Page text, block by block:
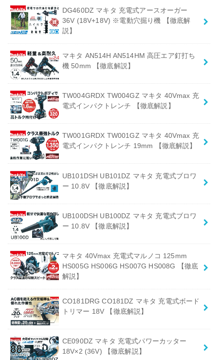
DG460DZ マキタ 充電式アースオーガー
36V (18V+18V) ※電動穴掘り機 【徹底解
説】
マキタ AN514H AN514HM 高圧エア釘打ち
機 50mm 【徹底解説】
TW004GRDX TW004GZ マキタ 40Vmax 充
電式インパクトレンチ 【徹底解説】
TW001GRDX TW001GZ マキタ 40Vmax 充
電式インパクトレンチ 19mm 【徹底解説】
UB101DSH UB101DZ マキタ 充電式ブロワ
ー 10.8V 【徹底解説】
UB100DSH UB100DZ マキタ 充電式ブロワ
ー 10.8V 【徹底解説】
マキタ 40Vmax 充電式マルノコ 125mm
HS005G HS006G HS007G HS008G 【徹底
解説】
CO181DRG CO181DZ マキタ 充電式ボード
トリマー 18V 【徹底解説】
CE090DZ マキタ 充電式パワーカッター
18V×2 (36V) 【徹底解説】